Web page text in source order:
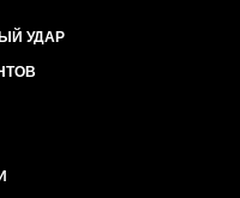
и даже Россия.
факто будет создана
до Саид
Там за границей
Газиантеп (Юго-
населения -
огромную страну -
УДАР